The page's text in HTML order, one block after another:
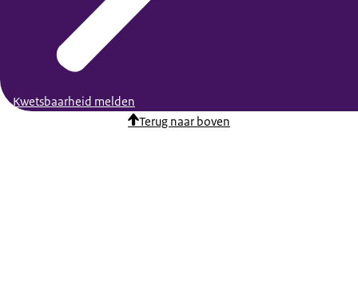
Kwetsbaarheid melden
Terug naar boven